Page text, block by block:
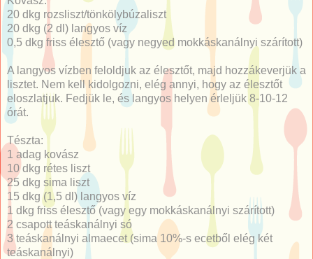
20 dkg rozsliszt/tönkölybúzaliszt
20 dkg (2 dl) langyos víz
0,5 dkg friss élesztő (vagy negyed mokkáskanálnyi szárított)
A langyos vízben feloldjuk az élesztőt, majd hozzákeverjük a
lisztet. Nem kell kidolgozni, elég annyi, hogy az élesztőt
eloszlatjuk. Fedjük le, és langyos helyen érleljük 8-10-12
órát.
Tészta:
1 adag kovász
10 dkg rétes liszt
25 dkg sima liszt
15 dkg (1,5 dl) langyos víz
1 dkg friss élesztő (vagy egy mokkáskanálnyi szárított)
2 csapott teáskanálnyi só
3 teáskanálnyi almaecet (sima 10%-s ecetből elég két
teáskanálnyi)